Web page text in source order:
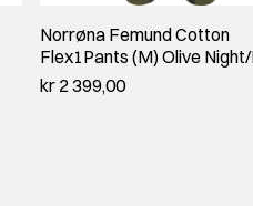
Norrøna Femund Cotton
Flex1Pants (M) Olive
kr 2 399,00